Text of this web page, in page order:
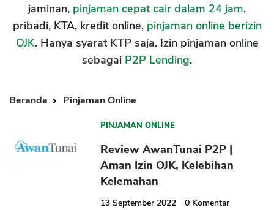
jaminan, pinjaman cepat cair dalam 24 jam,
pribadi, KTA, kredit online, pinjaman online berizin
OJK. Hanya syarat KTP saja. Izin pinjaman online
sebagai P2P Lending.
Beranda Pinjaman Online
PINJAMAN ONLINE
Review AwanTunai P2P |
Aman Izin OJK, Kelebihan
Kelemahan
13 September 2022 0 Komentar